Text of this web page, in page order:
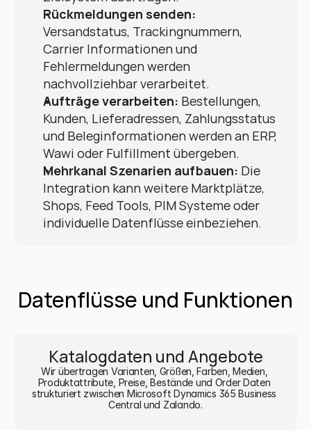
Rückmeldungen senden:
Versandstatus, Trackingnummern,
Carrier Informationen und
Fehlermeldungen werden
nachvollziehbar verarbeitet.
Aufträge verarbeiten: Bestellungen,
Kunden, Lieferadressen, Zahlungsstatus
und Beleginformationen werden an ERP,
Wawi oder Fulfillment übergeben.
Mehrkanal Szenarien aufbauen: Die
Integration kann weitere Marktplätze,
Shops, Feed Tools, PIM Systeme oder
individuelle Datenflüsse einbeziehen.
Datenflüsse und Funktionen
Katalogdaten und Angebote
Wir übertragen Varianten, Größen, Farben, Medien,
Produktattribute, Preise, Bestände und Order Daten
strukturiert zwischen Microsoft Dynamics 365 Business
Central und Zalando.